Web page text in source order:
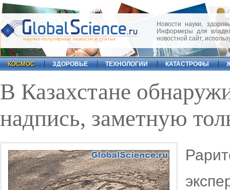
научно-популярные новости и статьи
Новости науки,
Информеры для
новостной сайт,
КОСМОС ЗДОРОВЬЕ ТЕХНОЛОГИИ КАТАСТРОФЫ
В Казахстане
надпись, заметную